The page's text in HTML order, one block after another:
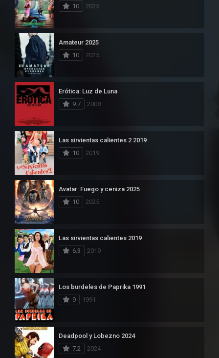
10 2025
Amateur 2025
10
2025
Erótica: Luz de Luna
9.7
2008
Las sirvientas calientes 2 2019
10
2019
Avatar: Fuego y ceniza 2025
10
2025
Las sirvientas calientes 2019
6.3
2019
Los burdeles de Paprika 1991
9
1991
Deadpool y Lobezno 2024
7.2
2024